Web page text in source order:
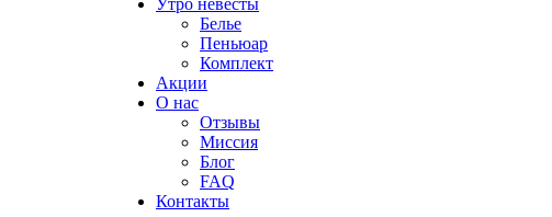
Утро невесты
Белье
Пеньюар
Комплект
Акции
О нас
Отзывы
Миссия
Блог
FAQ
Контакты